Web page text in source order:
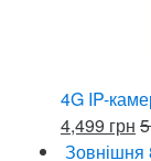
4G IP-
4,499 грн
Зовнішня